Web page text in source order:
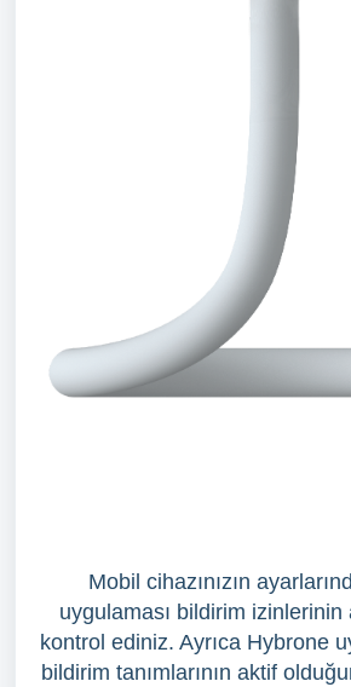
Mobil cihazınızın
uygulaması bildirim izinlerinin
kontrol ediniz. Ayrıca Hybrone
bildirim tanımlarının aktif